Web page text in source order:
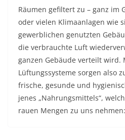
Räumen gefiltert zu – ganz im
oder vielen Klimaanlagen wie
gewerblichen genutzten
die verbrauchte Luft
ganzen Gebäude verteilt wird.
Lüftungssysteme sorgen also
frische, gesunde und
jenes „Nahrungsmittels“,
rauen Mengen zu uns